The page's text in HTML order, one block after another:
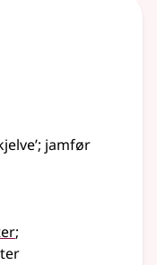
; jamfør
;